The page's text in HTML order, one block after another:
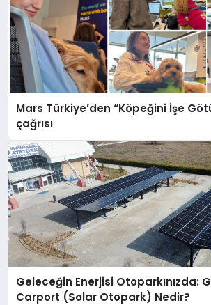
Mars Türkiye’den “Köpeğini İşe
çağrısı
Geleceğin Enerjisi Otoparkınızda:
Carport (Solar Otopark) Nedir?